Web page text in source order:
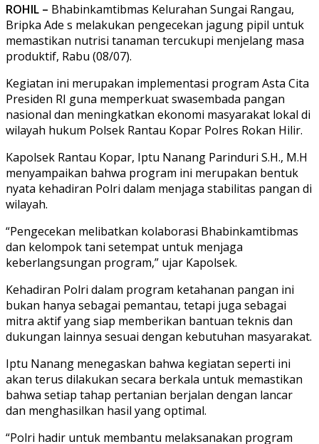
ROHIL – Bhabinkamtibmas Kelurahan Sungai Rangau,
Bripka Ade s melakukan pengecekan jagung pipil untuk
memastikan nutrisi tanaman tercukupi menjelang masa
produktif, Rabu (08/07).
Kegiatan ini merupakan implementasi program Asta Cita
Presiden RI guna memperkuat swasembada pangan
nasional dan meningkatkan ekonomi masyarakat lokal di
wilayah hukum Polsek Rantau Kopar Polres Rokan Hilir.
Kapolsek Rantau Kopar, Iptu Nanang Parinduri S.H., M.H
menyampaikan bahwa program ini merupakan bentuk
nyata kehadiran Polri dalam menjaga stabilitas pangan di
wilayah.
“Pengecekan melibatkan kolaborasi Bhabinkamtibmas
dan kelompok tani setempat untuk menjaga
keberlangsungan program,” ujar Kapolsek.
Kehadiran Polri dalam program ketahanan pangan ini
bukan hanya sebagai pemantau, tetapi juga sebagai
mitra aktif yang siap memberikan bantuan teknis dan
dukungan lainnya sesuai dengan kebutuhan masyarakat.
Iptu Nanang menegaskan bahwa kegiatan seperti ini
akan terus dilakukan secara berkala untuk memastikan
bahwa setiap tahap pertanian berjalan dengan lancar
dan menghasilkan hasil yang optimal.
“Polri hadir untuk membantu melaksanakan program